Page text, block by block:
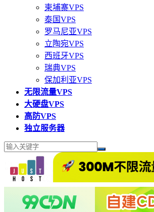
柬埔寨VPS
泰国VPS
罗马尼亚VPS
立陶宛VPS
西班牙VPS
瑞典VPS
保加利亚VPS
无限流量VPS
大硬盘VPS
高防VPS
独立服务器